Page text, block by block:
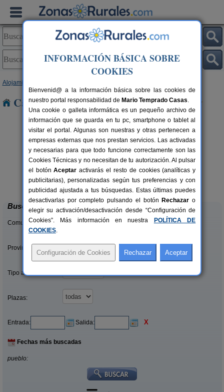
Alojamientos
Casas Rurales cerca de Cotillo
6 pers.
desde25 €
Agroturismo La Gayria
Tiscamanita (Fuerteventura)
Buscar
Comunidades:
Provincias/Islas:
Tipo alquiler:
Plazas:
Entrada: Salida: X
Fechas más buscadas
pueblo:
INFORMACIÓN BÁSICA SOBRE
COOKIES
Bienvenid@ a la información básica sobre las cookies de
nuestro portal responsabilidad de Mario Temprado Casas.
Una cookie o galleta informática es un pequeño archivo de
información que se guarda en tu pc, smartphone o tablet al
visitar el portal. Algunas son nuestras y otras pertenecen a
empresas externas que nos prestan servicios. Las activadas
y necesarias para que todo funcione correctamente son las
Cookies Técnicas y no necesitan de tu autorización. Al pulsar
el botónAceptar activarás el resto de cookies (analíticas y
publicitarias), personalizadas según tus preferencias y con
publicidad ajustada a tus búsquedas. Estas últimas puedes
desactivarlas por completo pulsando el botón Rechazar o
elegir su activación/desactivación desde “Configuración de
Cookies”. Más información en nuestra
POLÍTICA DE
COOKIES.